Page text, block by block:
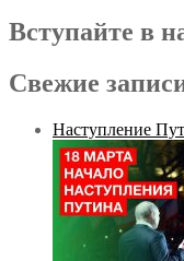
Вступайте в
Свежие
Наступление